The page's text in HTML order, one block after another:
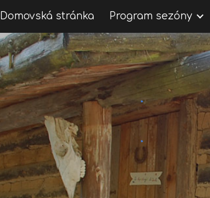
Skip to main content
Domovská stránka Program sezóny